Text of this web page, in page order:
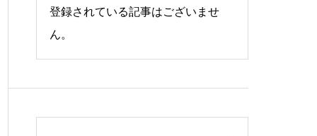
登録されている記事はございませ
ん。